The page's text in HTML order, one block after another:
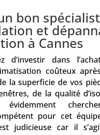
bon
et
à Cannes
d’investir dans
coûteux
la superficie de vos
de la qualité
évidemment
pour cet
judicieuse car il